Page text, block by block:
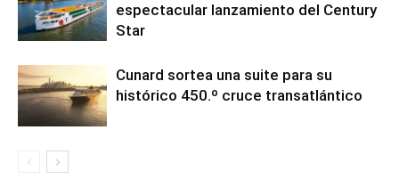
espectacular lanzamiento del Century
Star
Cunard sortea una suite para su
histórico 450.º cruce transatlántico